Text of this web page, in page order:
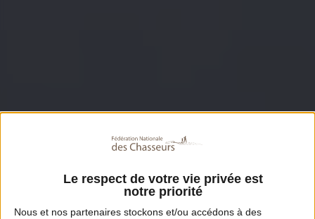
Le respect de votre vie privée est
notre priorité
Nous et nos partenaires stockons et/ou accédons à des